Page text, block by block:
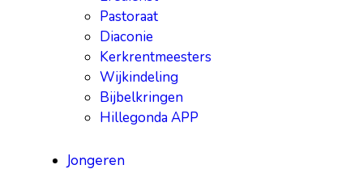
Pastoraat
Diaconie
Kerkrentmeesters
Wijkindeling
Bijbelkringen
Hillegonda APP
Jongeren